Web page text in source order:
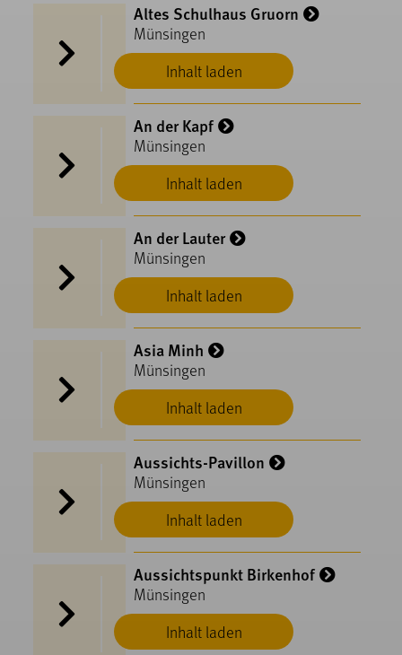
Inhalt laden
Altes Schulhaus Gruorn
Münsingen
Inhalt laden
An der Kapf
Münsingen
Inhalt laden
An der Lauter
Münsingen
Inhalt laden
Asia Minh
Münsingen
Inhalt laden
Aussichts-Pavillon
Münsingen
Inhalt laden
Aussichtspunkt Birkenhof
Münsingen